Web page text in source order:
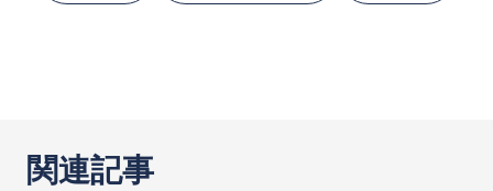
関連記事